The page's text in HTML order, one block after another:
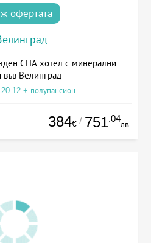
офертата
СПА хотел с минерални
във Велинград
+ полупансион
384€ / 751.04
лв.